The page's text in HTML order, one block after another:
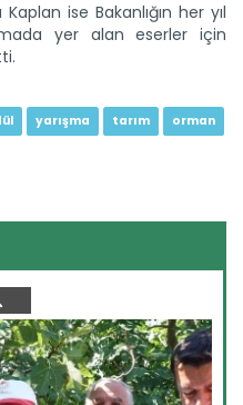
ise Bakanlığın her yıl
yer alan eserler için
yarışma tarım orman
rağmen çorak
destekleriyle ekimi